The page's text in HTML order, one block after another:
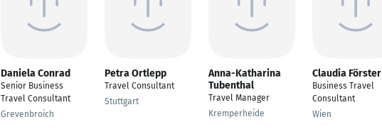
Daniela Conrad
Senior Business
Travel Consultant
Grevenbroich
Petra Ortlepp
Travel Consultant
Stuttgart
Anna-Katharina
Tubenthal
Travel Manager
Kremperheide
Claudia Förster
Business Travel
Consultant
Wien